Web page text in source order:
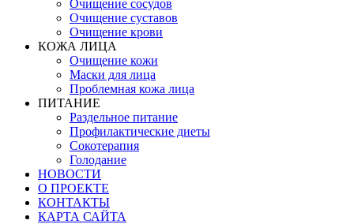
Очищение сосудов
Очищение суставов
Очищение крови
КОЖА ЛИЦА
Очищение кожи
Маски для лица
Проблемная кожа лица
ПИТАНИЕ
Раздельное питание
Профилактические диеты
Сокотерапия
Голодание
НОВОСТИ
О ПРОЕКТЕ
КОНТАКТЫ
КАРТА САЙТА